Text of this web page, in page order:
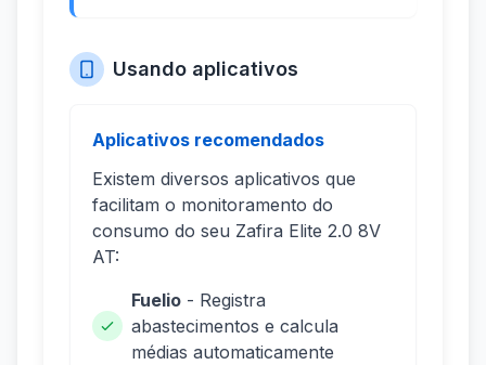
Usando aplicativos
Aplicativos recomendados
Existem diversos aplicativos que
facilitam o monitoramento do
consumo do seu Zafira Elite 2.0 8V
AT:
Fuelio - Registra
abastecimentos e calcula
médias automaticamente